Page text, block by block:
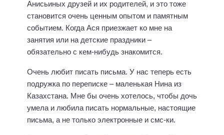
Анисьиных друзей и их родителей, и это тоже
становится очень ценным опытом и памятным
событием. Когда Ася приезжает ко мне на
занятия или на детские праздники –
обязательно с кем-нибудь знакомится.
Очень любит писать письма. У нас теперь есть
подружка по переписке – маленькая Нина из
Казахстана. Мне бы очень хотелось, чтобы дочь
умела и любила писать нормальные, настоящие
письма, а не только электронные и смс-ки.